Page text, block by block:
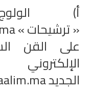
أ)
« ترشيحات »
على القن
الإلكتروني
الجديد codemassar@taalim.ma